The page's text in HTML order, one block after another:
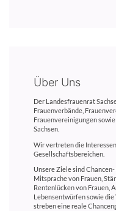
Über Uns
Der Landesfrauenrat
Frauenverbände,
Frauenvereinigungen
Sachsen.
Wir vertreten die
Gesellschaftsbereichen.
Unsere Ziele sind
Mitsprache von Frauen,
Rentenlücken von Frauen,
Lebensentwürfen sowie
streben eine reale